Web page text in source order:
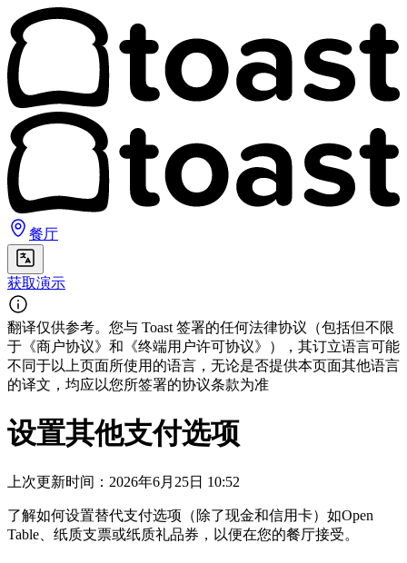
餐厅
获取演示
翻译仅供参考。您与 Toast 签署的任何法律协议（包括但不限
于《商户协议》和《终端用户许可协议》），其订立语言可能
不同于以上页面所使用的语言，无论是否提供本页面其他语言
的译文，均应以您所签署的协议条款为准
设置其他支付选项
上次更新时间：2026年6月25日 10:52
了解如何设置替代支付选项（除了现金和信用卡）如Open
Table、纸质支票或纸质礼品券，以便在您的餐厅接受。